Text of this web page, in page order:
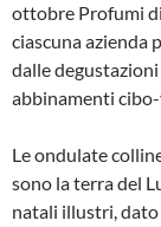
ottobre Profumi
ciascuna azienda
dalle
abbinamenti
Le ondulate
sono la terra del
natali illustri, dato